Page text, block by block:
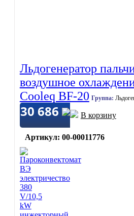
Льдогенератор
воздушное
Cooleq BF-20 Группа:
30 686 В корзину
Артикул: 00-00011776